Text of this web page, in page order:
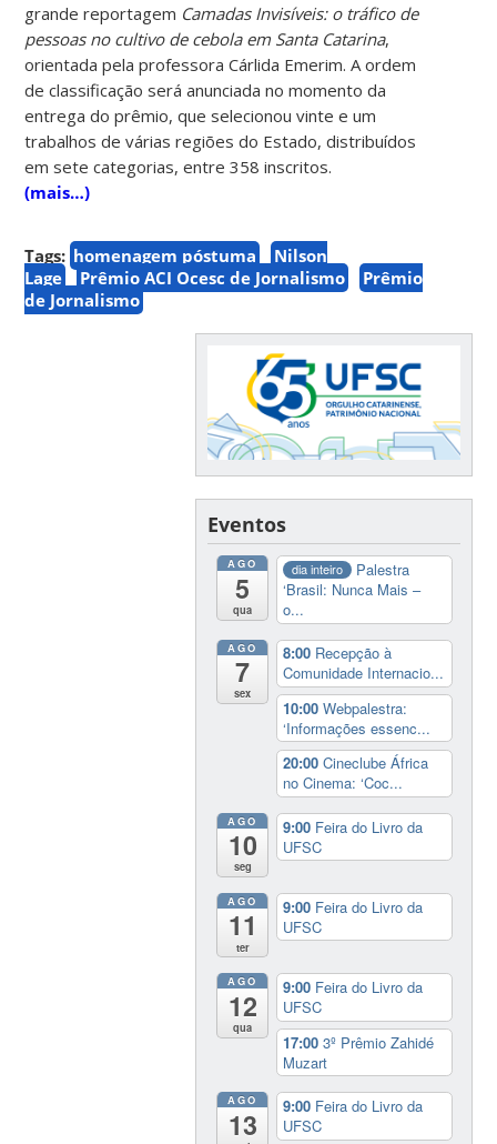
grande reportagem Camadas Invisíveis: o tráfico de
pessoas no cultivo de cebola em Santa Catarina,
orientada pela professora Cárlida Emerim. A ordem
de classificação será anunciada no momento da
entrega do prêmio, que selecionou vinte e um
trabalhos de várias regiões do Estado, distribuídos
em sete categorias, entre 358 inscritos.
(mais…)
Tags: homenagem póstuma
Nilson
Lage
Prêmio ACI Ocesc de Jornalismo
Prêmio
de Jornalismo
Eventos
AGO
5
qua
dia inteiro
Palestra
‘Brasil: Nunca Mais –
o...
AGO
7
sex
8:00 Recepção à
Comunidade Internacio...
10:00Webpalestra:
‘Informações essenc...
20:00Cineclube África
no Cinema: ‘Coc...
AGO
10
seg
9:00 Feira do Livro da
UFSC
AGO
11
ter
9:00 Feira do Livro da
UFSC
AGO
12
qua
9:00 Feira do Livro da
UFSC
17:003º Prêmio Zahidé
Muzart
AGO
13
9:00 Feira do Livro da
UFSC